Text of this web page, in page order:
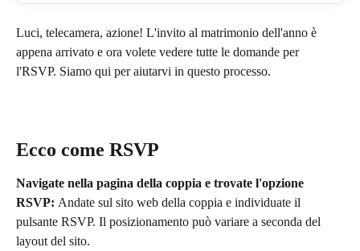
Luci, telecamera, azione! L'invito al matrimonio dell'anno è
appena arrivato e ora volete vedere tutte le domande per
l'RSVP. Siamo qui per aiutarvi in questo processo.
Ecco come RSVP
Navigate nella pagina della coppia e trovate l'opzione
RSVP: Andate sul sito web della coppia e individuate il
pulsante RSVP. Il posizionamento può variare a seconda del
layout del sito.